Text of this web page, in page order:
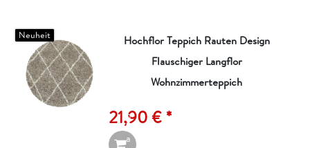
Neuheit
Hochflor Teppich Rauten Design
Flauschiger Langflor
Wohnzimmerteppich
21,90 € *
n
W
a